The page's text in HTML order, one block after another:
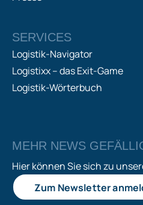
SERVICES
Logistik-Navigator
Logistixx – das Exit-Game
Logistik-Wörterbuch
MEHR NEWS
Hier können Sie sich zu
Zum Newsletter